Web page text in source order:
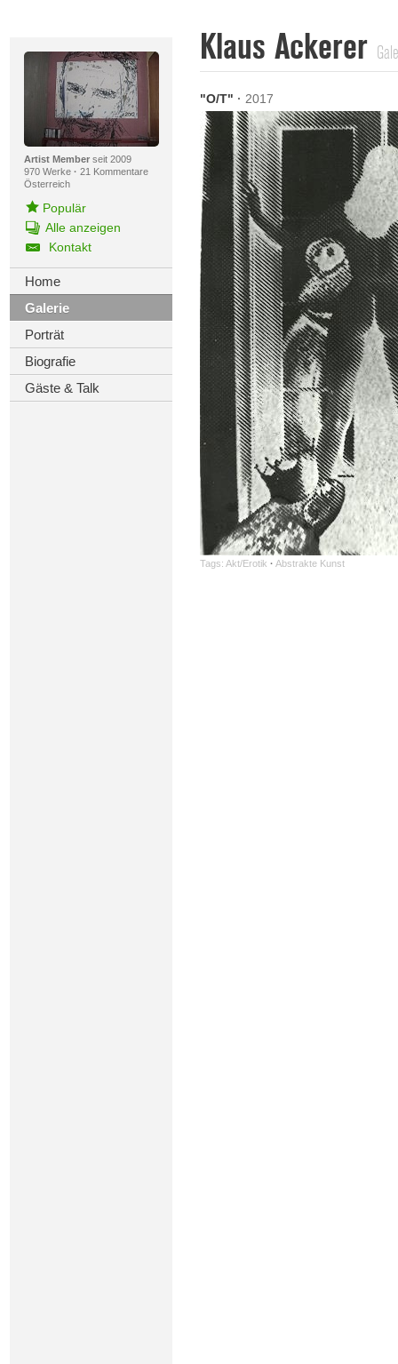
Artist Memberseit 2009
970 Werke · 21 Kommentare
Österreich
Populär
Alle anzeigen
Kontakt
Home
Galerie
Porträt
Biografie
Gäste & Talk
Klaus Ackerer
"O/T" · 2017
Tags: Akt/Erotik · Abstrakte Kunst